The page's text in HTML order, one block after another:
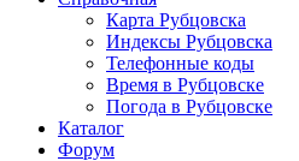
Карта Рубцовска
Индексы Рубцовска
Телефонные коды
Время в Рубцовске
Погода в Рубцовске
Каталог
Форум